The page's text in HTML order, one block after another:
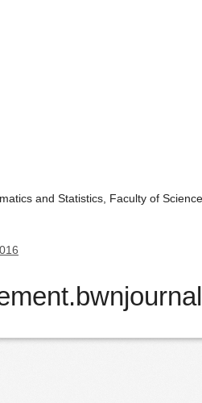
and Statistics, Faculty of